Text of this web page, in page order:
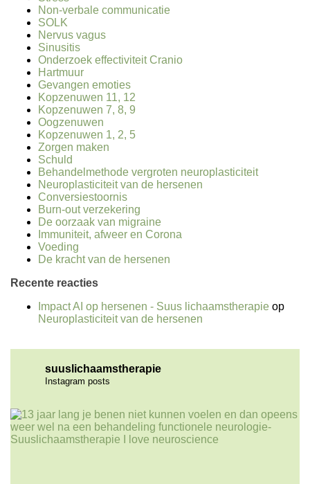
Non-verbale communicatie
SOLK
Nervus vagus
Sinusitis
Onderzoek effectiviteit Cranio
Hartmuur
Gevangen emoties
Kopzenuwen 11, 12
Kopzenuwen 7, 8, 9
Oogzenuwen
Kopzenuwen 1, 2, 5
Zorgen maken
Schuld
Behandelmethode vergroten neuroplasticiteit
Neuroplasticiteit van de hersenen
Conversiestoornis
Burn-out verzekering
De oorzaak van migraine
Immuniteit, afweer en Corona
Voeding
De kracht van de hersenen
Recente reacties
Impact AI op hersenen - Suus lichaamstherapie op
Neuroplasticiteit van de hersenen
suuslichaamstherapie
Instagram posts